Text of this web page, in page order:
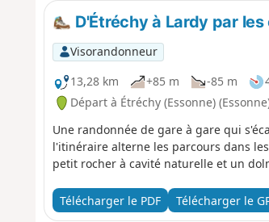
D'Étréchy à Lardy par
Visorandonneur
13,28 km
+85 m -85 m
Départ à Étréchy (Essonne)
Une randonnée de gare à gare qui
l'itinéraire alterne les parcours dans
petit rocher à cavité naturelle et un
Télécharger le PDF Télécharger le